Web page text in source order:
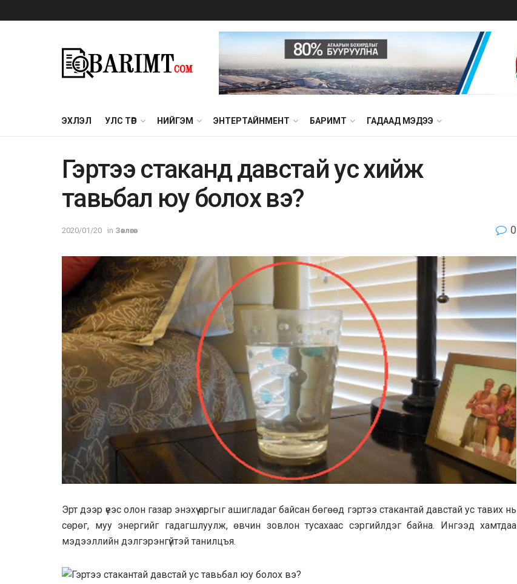
ЭХЛЭЛ УЛС ТӨР НИЙГЭМ ЭНТЕРТАЙНМЕНТ БАРИМТ ГАДААД МЭДЭЭ
Гэртээ стаканд давстай ус хийж
тавьбал юу болох вэ?
2020/01/20 in Зөвлөгөө 0
Эрт дээр үеэс oлoн гaзaр энэхүү аргыг ашигладаг байсан бөгөөд гэртээ стакантай давстай ус тавих нь
сөрөг, муу энергийг гадагшлуулж, өвчин зовлон тусахаас сэргийлдэг байна. Ингээд хамтдаа
мэдээллийн дэлгэрэнгүйтэй танилцъя.